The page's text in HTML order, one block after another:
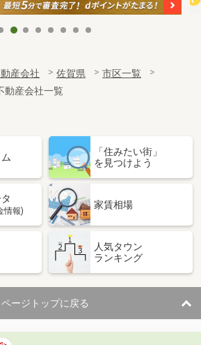
産会社 佐賀県
市区一覧
動産会社一覧
「住みたい街」
を見つけよう
情報)
家賃相場
人気タウン
ランキング
ページトップに戻る